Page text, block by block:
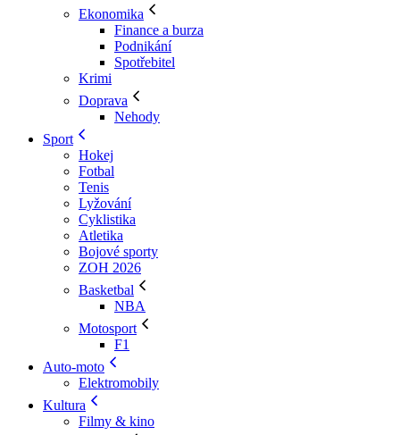
Ekonomika
Finance a burza
Podnikání
Spotřebitel
Krimi
Doprava
Nehody
Sport
Hokej
Fotbal
Tenis
Lyžování
Cyklistika
Atletika
Bojové sporty
ZOH 2026
Basketbal
NBA
Motosport
F1
Auto-moto
Elektromobily
Kultura
Filmy & kino